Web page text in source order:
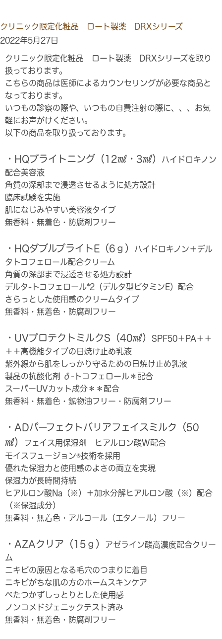
クリニック限定化粧品 ロート製薬 DRXシリーズ
2022年5月27日
クリニック限定化粧品 ロート製薬 DRXシリーズを取り
扱っております。
こちらの商品は医師によるカウンセリングが必要な商品と
なっております。
いつもの診察の際や、いつもの自費注射の際に、、、お気
軽にお声がけください。
以下の商品を取り扱っております。
・HQブライトニング（12㎖・3㎖）
ハイドロキノン
配合美容液
角質の深部まで浸透させるように処方設計
臨床試験を実施
肌になじみやすい美容液タイプ
無香料・無着色・防腐剤フリー
・HQダブルブライトE（6ｇ）
ハイドロキノン＋デル
タトコフェロール配合クリーム
角質の深部まで浸透させる処方設計
デルタ-トコフェロール*2 （デルタ型ビタミンE）配合
さらっとした使用感のクリームタイプ
無香料・無着色・防腐剤フリー
・UVプロテクトミルクS（40㎖） SPF50＋PA＋＋
＋＋高機能タイプの日焼け止め乳液
紫外線から肌をしっかり守るための日焼け止め乳液
製品の抗酸化剤 δ-トコフェロール＊配合
スーパーUVカット成分＊＊配合
無香料・無着色・鉱物油フリー・防腐剤フリー
・ADパーフェクトバリアフェイスミルク（50
㎖）
フェイス用保湿剤 ヒアルロン酸W配合
モイスフュージョン®技術を採用
優れた保湿力と使用感のよさの両立を実現
保湿力が長時間持続
ヒアルロン酸Na（※）＋加水分解ヒアルロン酸（※）配合
（※保湿成分）
無香料・無着色・アルコール（エタノール）フリー
・AZAクリア（15ｇ）
アゼライン酸高濃度配合クリー
ム
ニキビの原因となる毛穴のつまりに着目
ニキビがちな肌の方のホームスキンケア
べたつかずしっとりとした使用感
ノンコメドジェニックテスト済み
無香料・無着色・防腐剤フリー